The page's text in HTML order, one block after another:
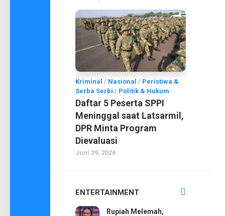
Kriminal / Nasional / Peristiwa &
Serba Serbi / Politik & Hukum
Daftar 5 Peserta SPPI
Meninggal saat Latsarmil,
DPR Minta Program
Dievaluasi
Juni 29, 2026
ENTERTAINMENT
Rupiah Melemah,